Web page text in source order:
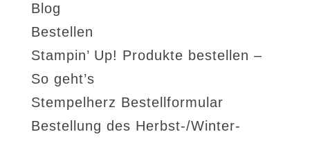
Blog
Bestellen
Stampin’ Up! Produkte bestellen –
So geht’s
Stempelherz Bestellformular
Bestellung des Herbst-/Winter-